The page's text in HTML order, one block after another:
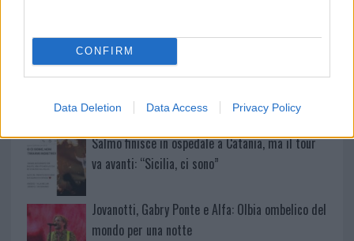
CONFIRM
Data Deletion Data Access Privacy Policy
Meteo Olbia 9 agosto, temperature in calo
Salmo finisce in ospedale a Catania, ma il tour
va avanti: “Sicilia, ci sono”
Jovanotti, Gabry Ponte e Alfa: Olbia ombelico del
mondo per una notte